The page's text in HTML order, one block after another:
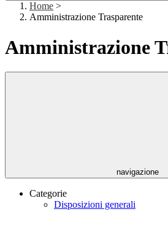
Home >
Amministrazione Trasparente
Amministrazione
navigazione
Categorie
Disposizioni generali